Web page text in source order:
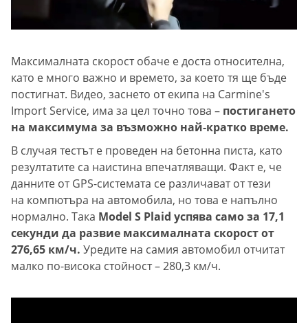
Максималната скорост обаче е доста относителна,
като е много важно и времето, за което тя ще бъде
постигнат. Видео, заснето от екипа на Carmine's
Import Service, има за цел точно това – постигането
на максимума за възможно най-кратко време.
В случая тестът е проведен на бетонна писта, като
резултатите са наистина впечатляващи. Факт е, че
данните от GPS-системата се различават от тези
на компютъра на автомобила, но това е напълно
нормално. Така Model S Plaid успява само за 17,1
секунди да развие максималната скорост от
276,65 км/ч. Уредите на самия автомобил отчитат
малко по-висока стойност – 280,3 км/ч.